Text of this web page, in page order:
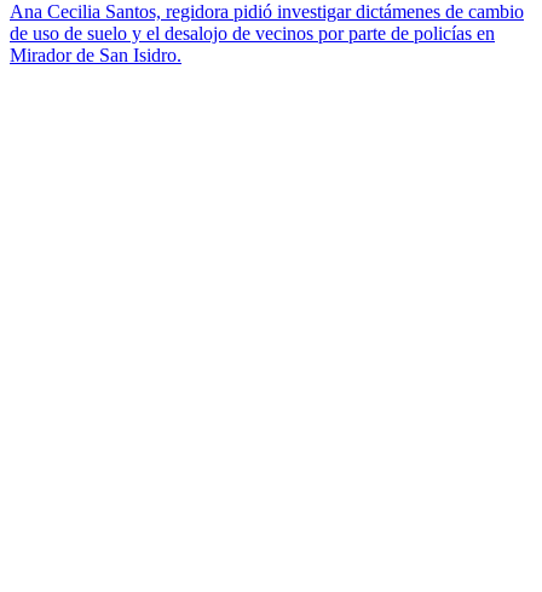
Ana Cecilia Santos, regidora pidió investigar dictámenes de cambio
de uso de suelo y el desalojo de vecinos por parte de policías en
Mirador de San Isidro.